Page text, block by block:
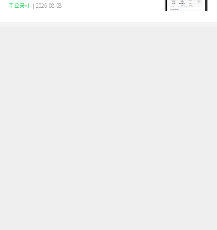
주요공시 2026-08-08